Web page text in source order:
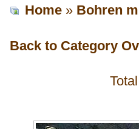
Home » Bohren
Back to Category